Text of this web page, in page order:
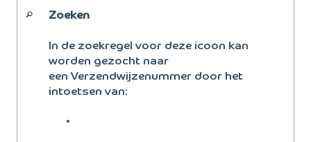
Zoeken
In de zoekregel voor deze icoon kan
worden gezocht naar
een Verzendwijzenummer door het
intoetsen van: